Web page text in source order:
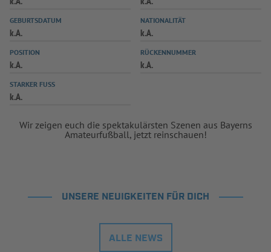
SPIELPLUS
GEBURTSDATUM
k.A.
NATIONALITÄT
k.A.
POSITION
k.A.
RÜCKENNUMMER
k.A.
STARKER FUSS
k.A.
Wir zeigen euch die spektakulärsten Szenen aus Bayerns
Amateurfußball, jetzt reinschauen!
UNSERE NEUIGKEITEN FÜR DICH
ALLE NEWS